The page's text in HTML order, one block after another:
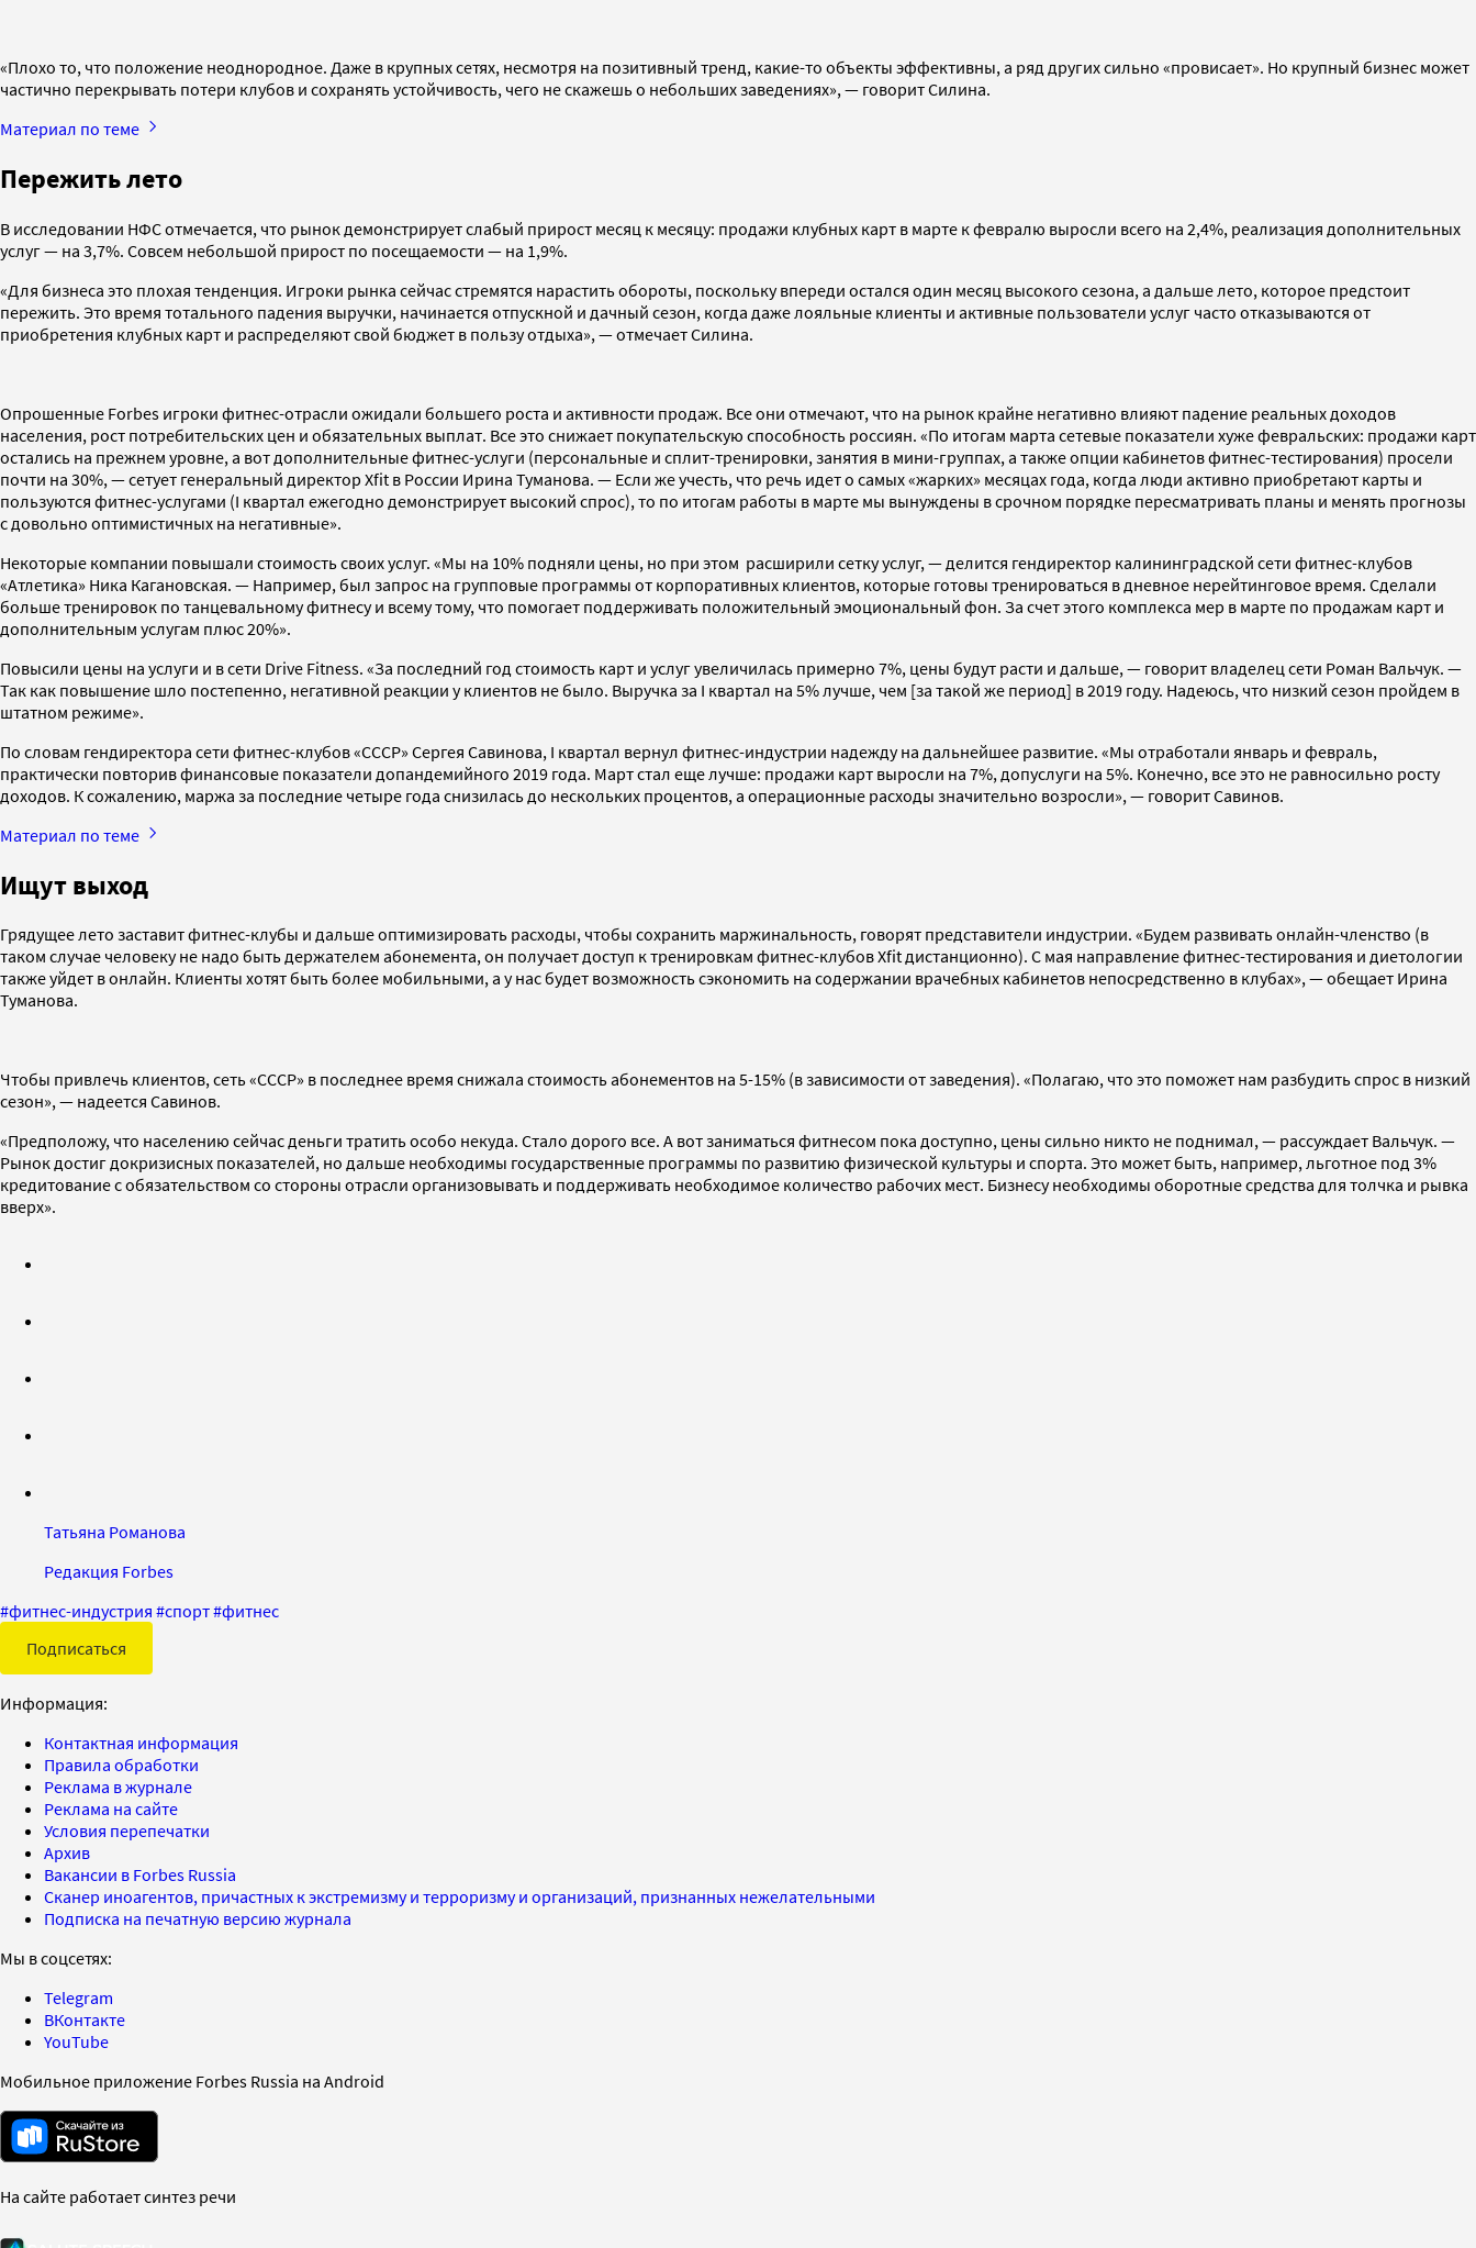
«Плохо то, что положение неоднородное. Даже в крупных сетях, несмотря на позитивный тренд, какие-то объекты эффективны, а ряд других сильно «провисает». Но крупный бизнес может
частично перекрывать потери клубов и сохранять устойчивость, чего не скажешь о небольших заведениях», — говорит Силина.
Материал по теме
Пережить лето
В исследовании НФС отмечается, что рынок демонстрирует слабый прирост месяц к месяцу: продажи клубных карт в марте к февралю выросли всего на 2,4%, реализация дополнительных
услуг — на 3,7%. Совсем небольшой прирост по посещаемости — на 1,9%.
«Для бизнеса это плохая тенденция. Игроки рынка сейчас стремятся нарастить обороты, поскольку впереди остался один месяц высокого сезона, а дальше лето, которое предстоит
пережить. Это время тотального падения выручки, начинается отпускной и дачный сезон, когда даже лояльные клиенты и активные пользователи услуг часто отказываются от
приобретения клубных карт и распределяют свой бюджет в пользу отдыха», — отмечает Силина.
Опрошенные Forbes игроки фитнес-отрасли ожидали большего роста и активности продаж. Все они отмечают, что на рынок крайне негативно влияют падение реальных доходов
населения, рост потребительских цен и обязательных выплат. Все это снижает покупательскую способность россиян. «По итогам марта сетевые показатели хуже февральских: продажи карт
остались на прежнем уровне, а вот дополнительные фитнес-услуги (персональные и сплит-тренировки, занятия в мини-группах, а также опции кабинетов фитнес-тестирования) просели
почти на 30%, — сетует генеральный директор Xfit в России Ирина Туманова. — Если же учесть, что речь идет о самых «жарких» месяцах года, когда люди активно приобретают карты и
пользуются фитнес-услугами (I квартал ежегодно демонстрирует высокий спрос), то по итогам работы в марте мы вынуждены в срочном порядке пересматривать планы и менять прогнозы
с довольно оптимистичных на негативные».
Некоторые компании повышали стоимость своих услуг. «Мы на 10% подняли цены, но при этом расширили сетку услуг, — делится гендиректор калининградской сети фитнес-клубов
«Атлетика» Ника Кагановская. — Например, был запрос на групповые программы от корпоративных клиентов, которые готовы тренироваться в дневное нерейтинговое время. Сделали
больше тренировок по танцевальному фитнесу и всему тому, что помогает поддерживать положительный эмоциональный фон. За счет этого комплекса мер в марте по продажам карт и
дополнительным услугам плюс 20%».
Повысили цены на услуги и в сети Drive Fitness. «За последний год стоимость карт и услуг увеличилась примерно 7%, цены будут расти и дальше, — говорит владелец сети Роман Вальчук. —
Так как повышение шло постепенно, негативной реакции у клиентов не было. Выручка за I квартал на 5% лучше, чем [за такой же период] в 2019 году. Надеюсь, что низкий сезон пройдем в
штатном режиме».
По словам гендиректора сети фитнес-клубов «СССР» Сергея Савинова, I квартал вернул фитнес-индустрии надежду на дальнейшее развитие. «Мы отработали январь и февраль,
практически повторив финансовые показатели допандемийного 2019 года. Март стал еще лучше: продажи карт выросли на 7%, допуслуги на 5%. Конечно, все это не равносильно росту
доходов. К сожалению, маржа за последние четыре года снизилась до нескольких процентов, а операционные расходы значительно возросли», — говорит Савинов.
Материал по теме
Ищут выход
Грядущее лето заставит фитнес-клубы и дальше оптимизировать расходы, чтобы сохранить маржинальность, говорят представители индустрии. «Будем развивать онлайн-членство (в
таком случае человеку не надо быть держателем абонемента, он получает доступ к тренировкам фитнес-клубов Xfit дистанционно). С мая направление фитнес-тестирования и диетологии
также уйдет в онлайн. Клиенты хотят быть более мобильными, а у нас будет возможность сэкономить на содержании врачебных кабинетов непосредственно в клубах», — обещает Ирина
Туманова.
Чтобы привлечь клиентов, сеть «СССР» в последнее время снижала стоимость абонементов на 5-15% (в зависимости от заведения). «Полагаю, что это поможет нам разбудить спрос в низкий
сезон», — надеется Савинов.
«Предположу, что населению сейчас деньги тратить особо некуда. Стало дорого все. А вот заниматься фитнесом пока доступно, цены сильно никто не поднимал, — рассуждает Вальчук. —
Рынок достиг докризисных показателей, но дальше необходимы государственные программы по развитию физической культуры и спорта. Это может быть, например, льготное под 3%
кредитование с обязательством со стороны отрасли организовывать и поддерживать необходимое количество рабочих мест. Бизнесу необходимы оборотные средства для толчка и рывка
вверх».
Татьяна Романова
Редакция Forbes
#фитнес-индустрия #спорт#фитнес
Подписаться
Информация:
Контактная информация
Правила обработки
Реклама в журнале
Реклама на сайте
Условия перепечатки
Архив
Вакансии в Forbes Russia
Сканер иноагентов, причастных к экстремизму и терроризму и организаций, признанных нежелательными
Подписка на печатную версию журнала
Мы в соцсетях:
Telegram
ВКонтакте
YouTube
Мобильное приложение Forbes Russia на Android
На сайте работает синтез речи